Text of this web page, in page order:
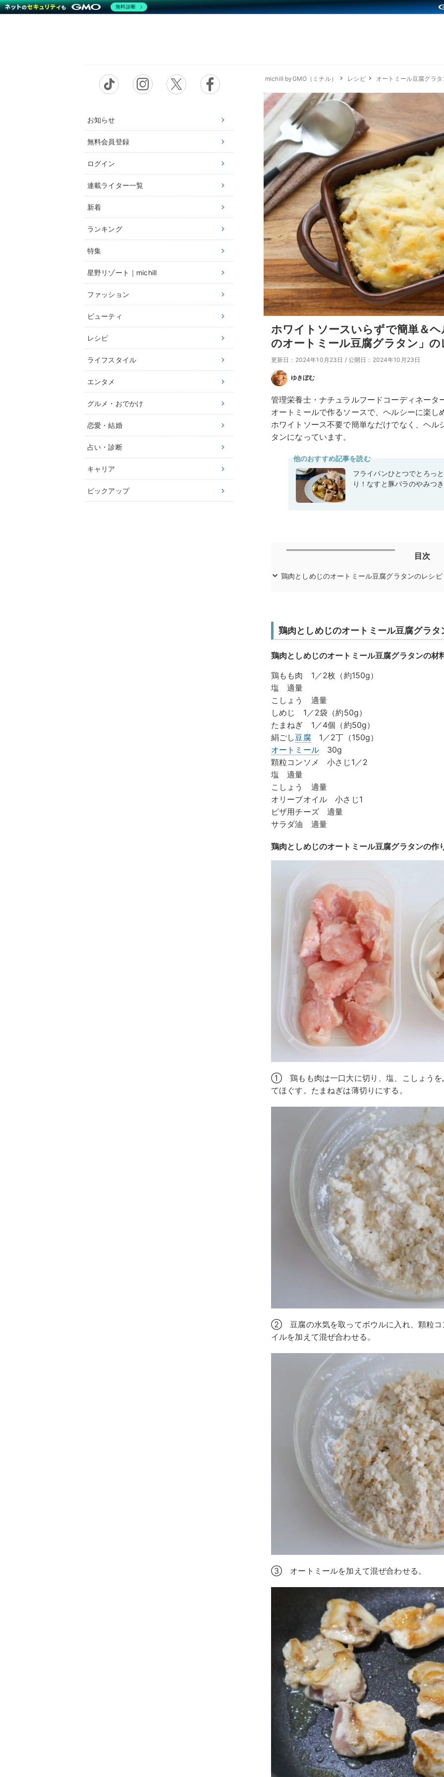
お知らせ
無料会員登録
ログイン
連載ライター一覧
新着
ランキング
特集
星野リゾート｜michill
ファッション
ビューティ
レシピ
ライフスタイル
エンタメ
グルメ・おでかけ
恋愛・結婚
占い・診断
キャリア
ピックアップ
michill byGMO（ミチル） レシピ オートミール豆腐グラ
ホワイトソースいらずで簡単＆
のオートミール豆腐グラタン」
更新日：2024年10月23日 / 公開日：2024年10月23日
ゆきぼむ
管理栄養士・ナチュラルフードコーディネータ
オートミールで作るソースで、ヘルシーに楽
ホワイトソース不要で簡単なだけでなく、ヘル
タンになっています。
他のおすすめ記事を読む
フライパンひとつでとろっ
り！なすと豚バラのやみつ
目次
鶏肉としめじのオートミール豆腐グラタンのレシピ
鶏肉としめじのオートミール豆腐グラタ
鶏肉としめじのオートミール豆腐グラタンの材
鶏もも肉 1／2枚（約150g）
塩 適量
こしょう 適量
しめじ 1／2袋（約50g）
たまねぎ 1／4個（約50g）
絹ごし豆腐1／2丁（150g）
オートミール30g
顆粒コンソメ 小さじ1／2
塩 適量
こしょう 適量
オリーブオイル 小さじ1
ピザ用チーズ 適量
サラダ油 適量
鶏肉としめじのオートミール豆腐グラタンの作
① 鶏もも肉は一口大に切り、塩、こしょうを
てほぐす。たまねぎは薄切りにする。
② 豆腐の水気を取ってボウルに入れ、顆粒コ
イルを加えて混ぜ合わせる。
③ オートミールを加えて混ぜ合わせる。
無料診断